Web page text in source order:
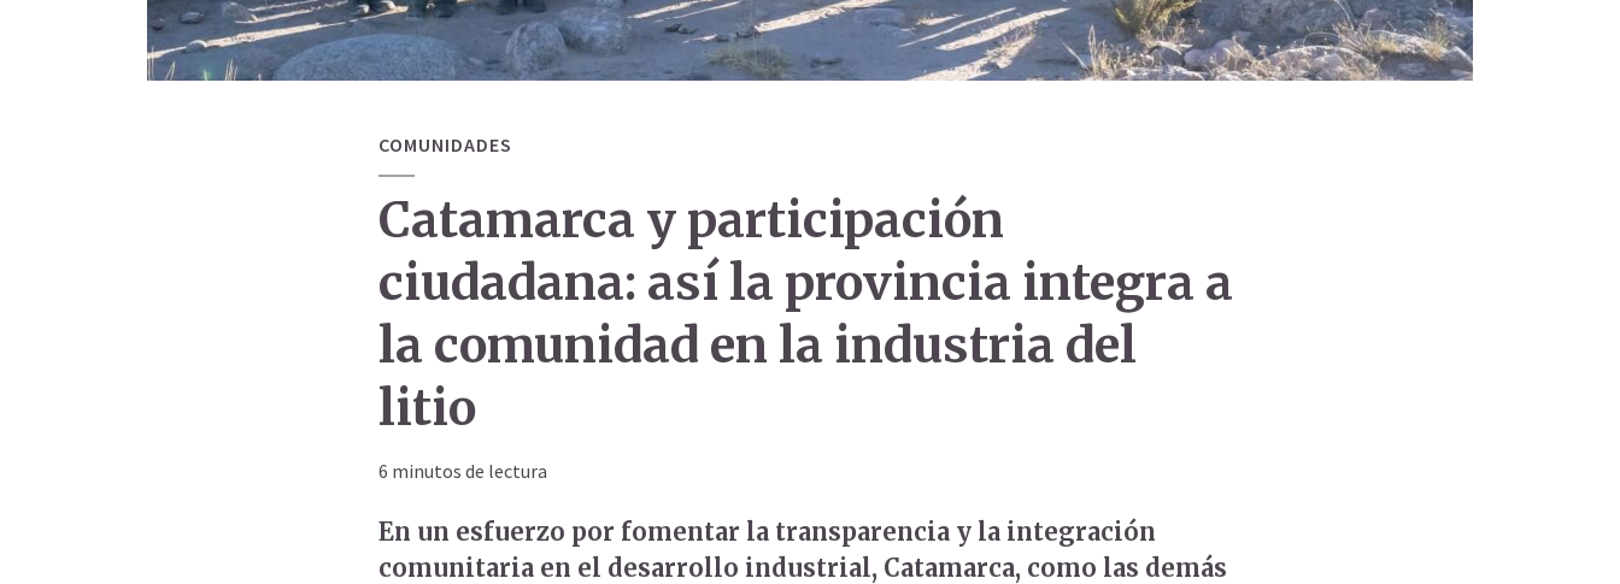
COMUNIDADES
Catamarca y participación
ciudadana: así la provincia integra a
la comunidad en la industria del
litio
6 minutos de lectura
En un esfuerzo por fomentar la transparencia y la integración
comunitaria en el desarrollo industrial, Catamarca, como las demás